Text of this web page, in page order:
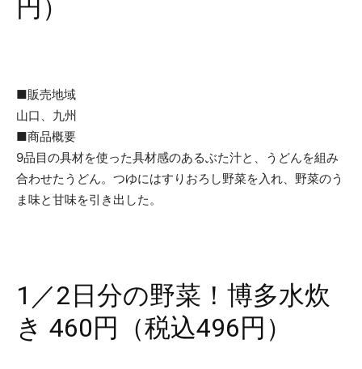
円）
■販売地域
山口、九州
■商品概要
9品目の具材を使った具材感のあるぶた汁と、うどんを組み
合わせたうどん。つゆにはすりおろし野菜を入れ、野菜のう
ま味と甘味を引き出した。
1／2日分の野菜！博多水炊
き 460円（税込496円）